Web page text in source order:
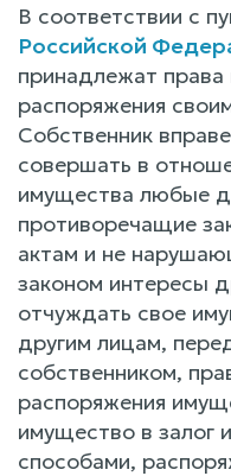
В соответствии с
Российской
принадлежат права
распоряжения
Собственник
совершать в
имущества любые
противоречащие
актам и не
законом интересы
отчуждать свое
другим лицам,
собственником,
распоряжения
имущество в залог
способами,